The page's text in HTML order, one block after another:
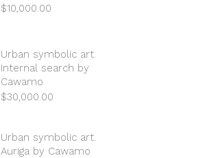
$10,000.00
Urban symbolic art.
Internal search by
Cawamo
$30,000.00
Urban symbolic art.
Auriga by Cawamo